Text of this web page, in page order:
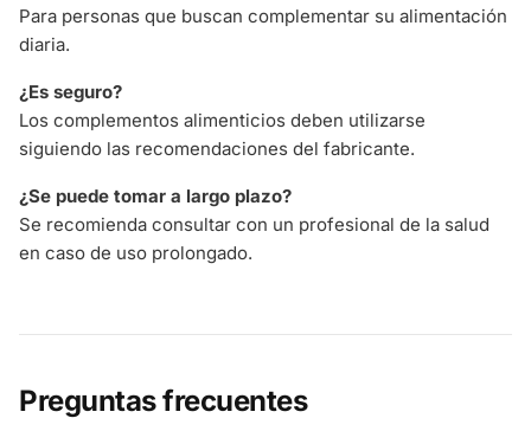
Para personas que buscan complementar su alimentación
diaria.
¿Es seguro?
Los complementos alimenticios deben utilizarse
siguiendo las recomendaciones del fabricante.
¿Se puede tomar a largo plazo?
Se recomienda consultar con un profesional de la salud
en caso de uso prolongado.
Preguntas frecuentes